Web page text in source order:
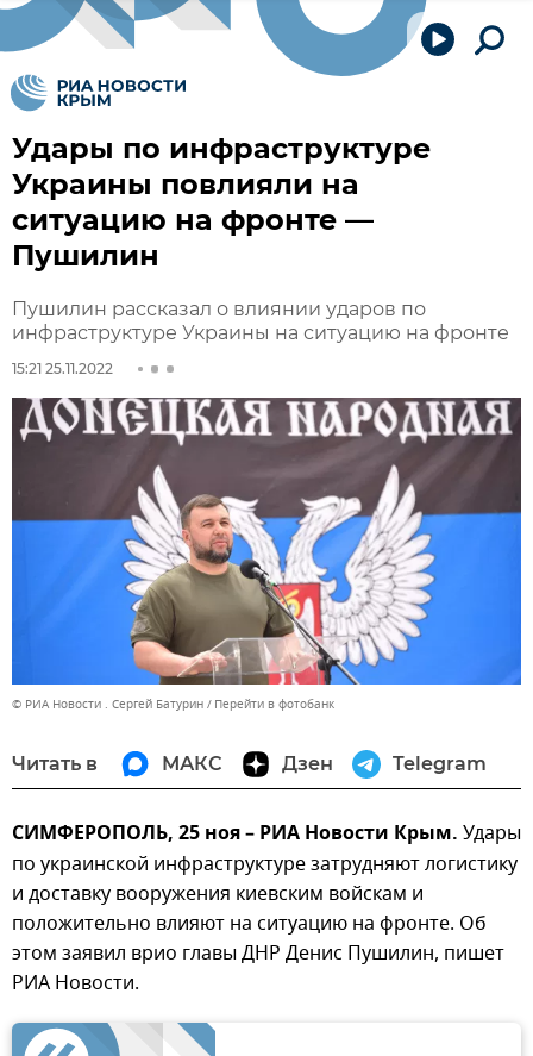
Удары по инфраструктуре
Украины повлияли на
ситуацию на фронте —
Пушилин
Пушилин рассказал о влиянии ударов по
инфраструктуре Украины на ситуацию на фронте
15:21 25.11.2022
© РИА Новости . Сергей Батурин Перейти в фотобанк
Читать в МАКС Дзен Telegram
СИМФЕРОПОЛЬ, 25 ноя – РИА Новости Крым. Удары
по украинской инфраструктуре затрудняют логистику
и доставку вооружения киевским войскам и
положительно влияют на ситуацию на фронте. Об
этом заявил врио главы ДНР Денис Пушилин, пишет
РИА Новости.